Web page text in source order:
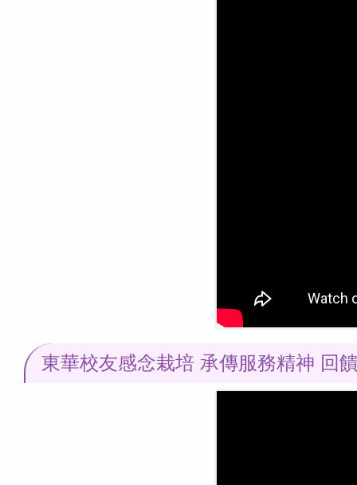
東華校友感念栽培 承傳服務精神 回